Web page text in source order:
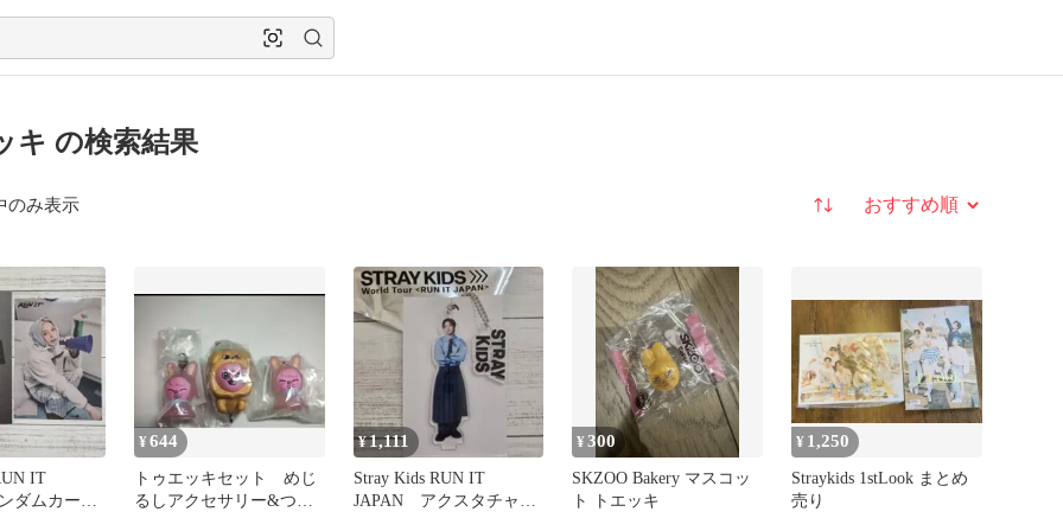
キ の検索結果
のみ表示 並び替え
IT
ダムカー
¥644
トゥエッキセット めじ
るしアクセサリー&つま
¥1,111
Stray Kids RUN IT
JAPAN アクスタチャー
¥300
SKZOO Bakery マスコッ
ト トエッキ
¥ 1,250
Straykids 1stLook まとめ
売り